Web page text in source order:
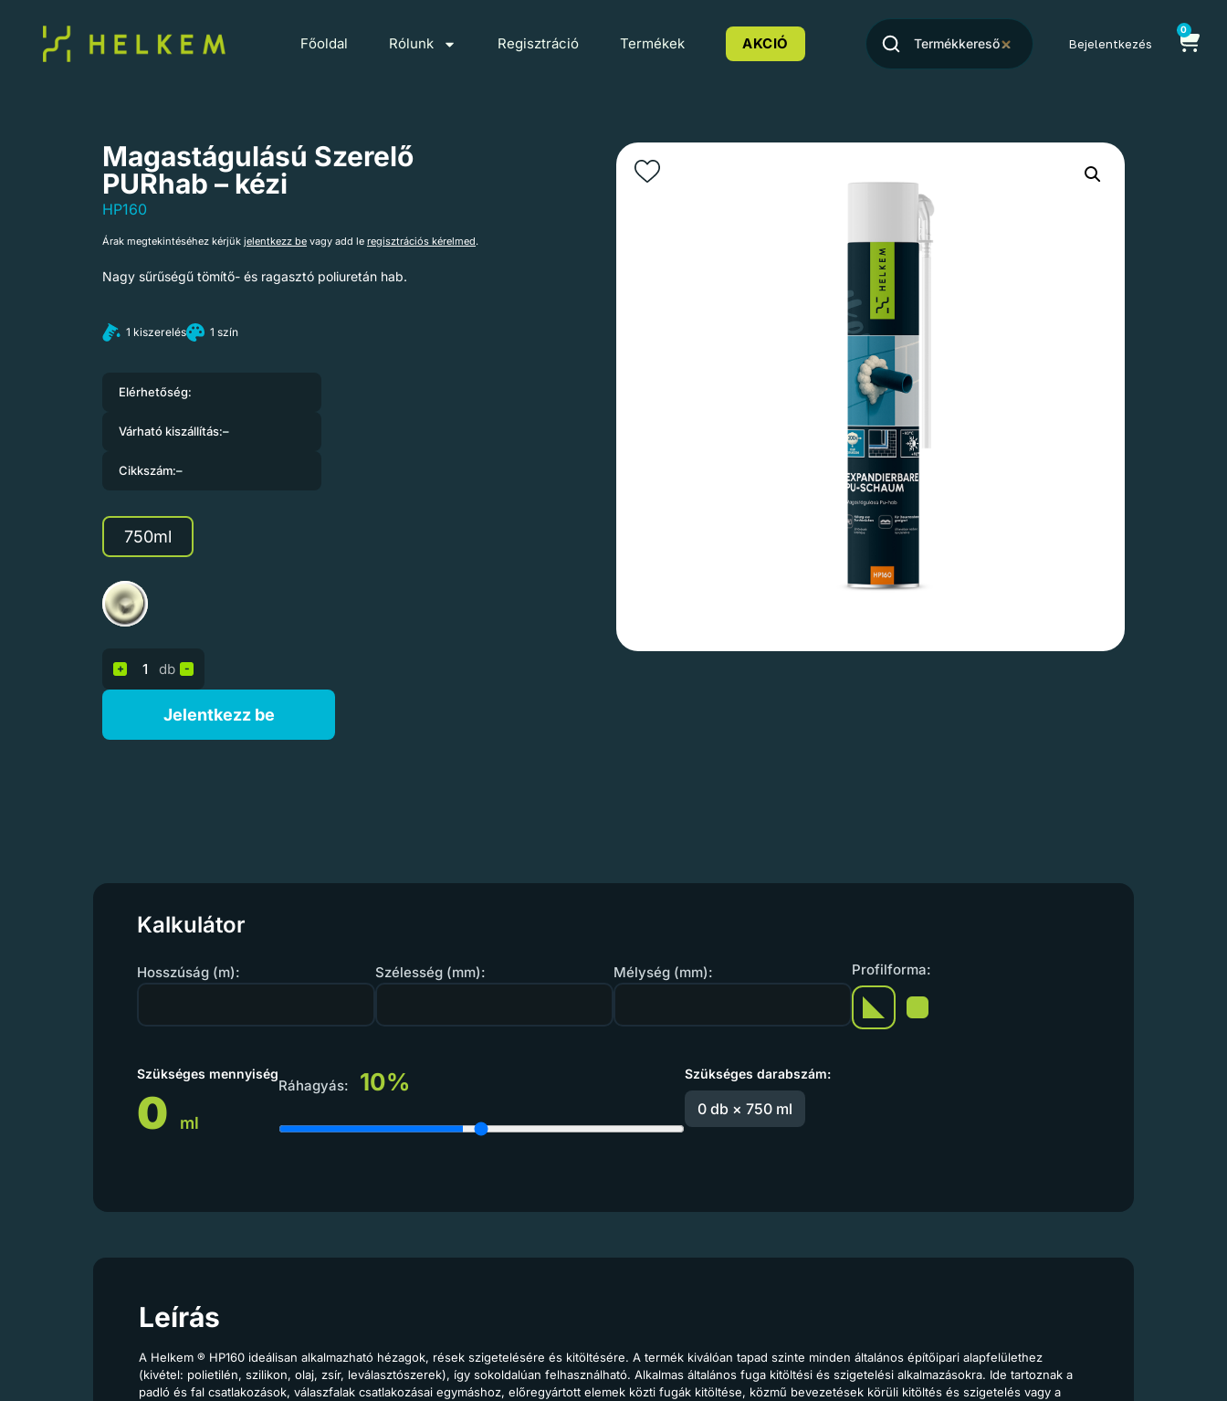
Főoldal Rólunk Regisztráció Termékek AKCIÓ Bejelentkezés
0
Magastágulású Szerelő
PURhab – kézi
HP160
Árak megtekintéséhez kérjük jelentkezz be vagy add le regisztrációs kérelmed.
Nagy sűrűségű tömítő- és ragasztó poliuretán hab.
1 kiszerelés 1 szín
Elérhetőség:
Várható kiszállítás:–
Cikkszám:–
750ml
+ db -
Jelentkezz be
Kalkulátor
Hosszúság (m): Szélesség (mm): Mélység (mm): Profilforma:
Szükséges mennyiség
0 ml
Ráhagyás: 10% Szükséges darabszám:
0 db × 750 ml
Leírás
A Helkem ® HP160 ideálisan alkalmazható hézagok, rések szigetelésére és kitöltésére. A termék kiválóan tapad szinte minden általános építőipari alapfelülethez
(kivétel: polietilén, szilikon, olaj, zsír, leválasztószerek), így sokoldalúan felhasználható. Alkalmas általános fuga kitöltési és szigetelési alkalmazásokra. Ide tartoznak a
padló és fal csatlakozások, válaszfalak csatlakozásai egymáshoz, előregyártott elemek közti fugák kitöltése, közmű bevezetések körüli kitöltés és szigetelés vagy a